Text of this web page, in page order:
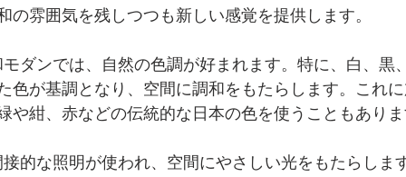
の雰囲気を残しつつも新しい感覚を提供します。
モダンでは、自然の色調が好まれます。特に、白、黒
色が基調となり、空間に調和をもたらします。これ
や紺、赤などの伝統的な日本の色を使うこともありま
的な照明が使われ、空間にやさしい光をもたらしま